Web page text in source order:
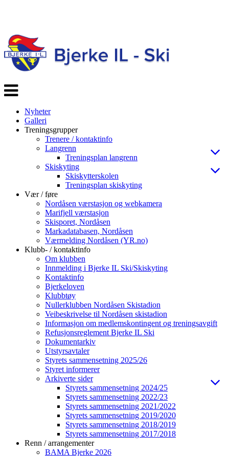
Veksle
navigasjon
Nyheter
Galleri
Treningsgrupper
Trenere / kontaktinfo
Langrenn
Treningsplan langrenn
Skiskyting
Skiskytterskolen
Treningsplan skiskyting
Vær / føre
Nordåsen værstasjon og webkamera
Marifjell værstasjon
Skisporet, Nordåsen
Markadatabasen, Nordåsen
Værmelding Nordåsen (YR.no)
Klubb- / kontaktinfo
Om klubben
Innmelding i Bjerke IL Ski/Skiskyting
Kontaktinfo
Bjerkeloven
Klubbtøy
Nullerklubben Nordåsen Skistadion
Veibeskrivelse til Nordåsen skistadion
Informasjon om medlemskontingent og treningsavgift
Refusjonsreglement Bjerke IL Ski
Dokumentarkiv
Utstyrsavtaler
Styrets sammensetning 2025/26
Styret informerer
Arkiverte sider
Styrets sammensetning 2024/25
Styrets sammensetning 2022/23
Styrets sammensetning 2021/2022
Styrets sammensetning 2019/2020
Styrets sammensetning 2018/2019
Styrets sammensetning 2017/2018
Renn / arrangementer
BAMA Bjerke 2026